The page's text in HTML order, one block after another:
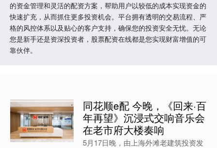
的资金管理和灵活的配资方案，帮助用户以较低的成本实现资金的
快速扩充，从而抓住更多投资机会。平台拥有透明的交易流程、严
格的风控体系以及贴心的客户支持，确保您的投资安全无忧。无论
您是新手还是资深投资者，股票配资在线都是您实现财富增值的可
靠伙伴。
同花顺e配 今晚，《回来·百
年再望》沉浸式交响音乐会
在老市府大楼奏响
5月17日晚，由上海外滩老建筑投资发